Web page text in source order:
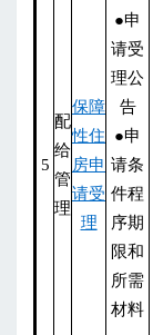
5
配
给
管
理
保障
性住
房申
请受
理
●申
请受
理公
告
●申
请条
件程
序期
限和
所需
材料